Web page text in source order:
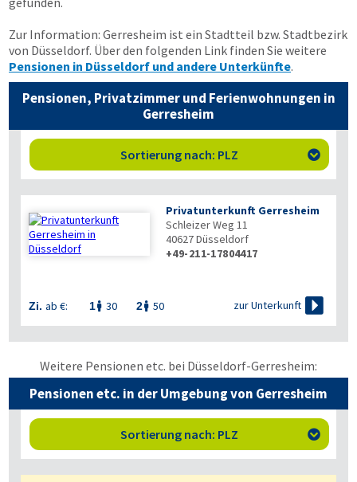
Zur Information: Gerresheim ist ein Stadtteil bzw. Stadtbezirk
von Düsseldorf. Über den folgenden Link finden Sie weitere
Pensionen in Düsseldorf und andere Unterkünfte.
Pensionen, Privatzimmer und Ferienwohnungen in
Gerresheim
Sortierung nach: PLZ 
Privatunterkunft Gerresheim
Schleizer Weg 11
40627Düsseldorf
+49-211-17804417
Zi. ab €: 1 30 2 50 zur Unterkunft 
Weitere Pensionen etc. bei Düsseldorf-Gerresheim:
Pensionen etc. in der Umgebung von Gerresheim
Sortierung nach: PLZ 